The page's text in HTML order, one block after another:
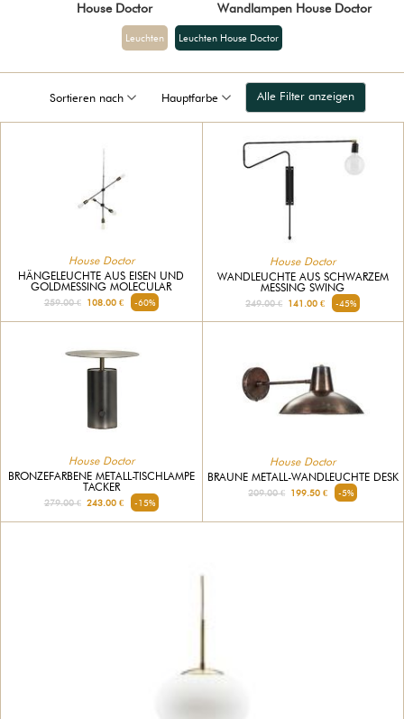
House Doctor
Wandlampen House Doctor
Leuchten Leuchten House Doctor
Sortieren nach Hauptfarbe Alle Filter anzeigen
House Doctor
HÄNGELEUCHTE AUS EISEN UND
GOLDMESSING MOLECULAR
259.00 €108.00 € -60%
House Doctor
WANDLEUCHTE AUS SCHWARZEM
MESSING SWING
249.00 € 141.00 € -45%
House Doctor
BRONZEFARBENE METALL-TISCHLAMPE
TACKER
279.00 €243.00 € -15%
House Doctor
BRAUNE METALL-WANDLEUCHTE DESK
209.00 € 199.50 € -5%